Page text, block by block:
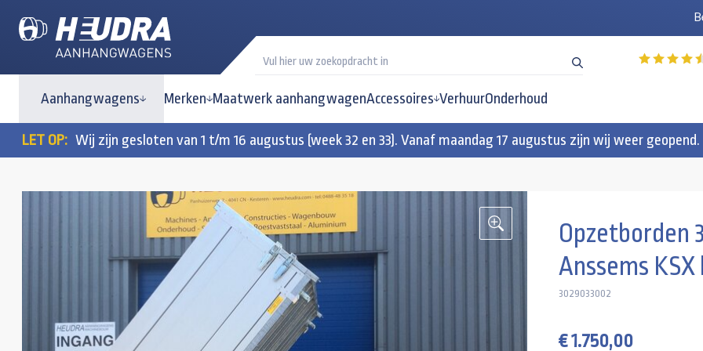
Aanhangwagens Merken Maatwerk aanhangwagenAccessoires VerhuurOnderhoud
LET OP: Wij zijn gesloten van 1 t/m 16 augustus (week 32 en 33). Vanaf maandag 17 augustus zijn wij weer geopend.
Opzetborden
Anssems
3029033002
€ 1.750,00